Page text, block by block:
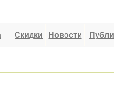
Скидки Новости